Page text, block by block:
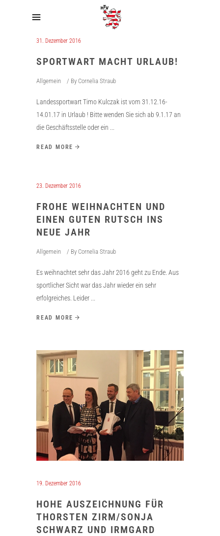
31. Dezember 2016
SPORTWART MACHT URLAUB!
Allgemein By Cornelia Straub
Landessportwart Timo Kulczak ist vom 31.12.16-
14.01.17 in Urlaub ! Bitte wenden Sie sich ab 9.1.17 an
die Geschäftsstelle oder ein
READ MORE
23. Dezember 2016
FROHE WEIHNACHTEN UND
EINEN GUTEN RUTSCH INS
NEUE JAHR
Allgemein By Cornelia Straub
Es weihnachtet sehr das Jahr 2016 geht zu Ende. Aus
sportlicher Sicht war das Jahr wieder ein sehr
erfolgreiches. Leider
READ MORE
19. Dezember 2016
HOHE AUSZEICHNUNG FÜR
THORSTEN ZIRM/SONJA
SCHWARZ UND IRMGARD